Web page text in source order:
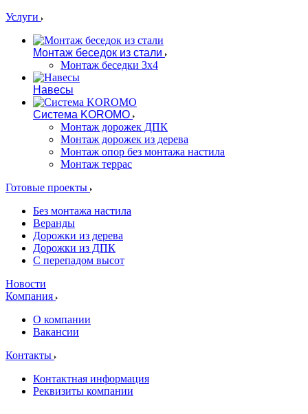
Услуги
Монтаж беседок из стали
Монтаж беседки 3х4
Навесы
Система KOROMO
Монтаж дорожек ДПК
Монтаж дорожек из дерева
Монтаж опор без монтажа настила
Монтаж террас
Готовые проекты
Без монтажа настила
Веранды
Дорожки из дерева
Дорожки из ДПК
С перепадом высот
Новости
Компания
О компании
Вакансии
Контакты
Контактная информация
Реквизиты компании